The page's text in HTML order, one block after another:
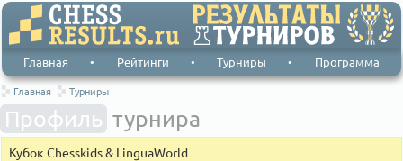
Главная • Рейтинги • Турниры • Программа
Главная Турниры
Профиль турнира
Кубок Chesskids & LinguaWorld